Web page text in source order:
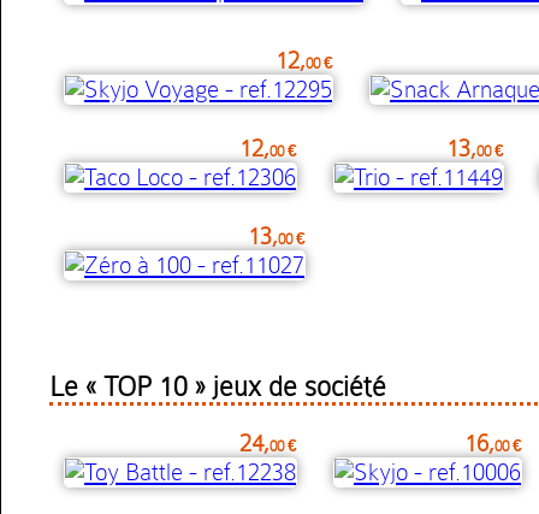
12,00 €
12,00 € 13,00 €
13,00 €
Le « TOP 10 » jeux de société
24,00 € 16,00 €